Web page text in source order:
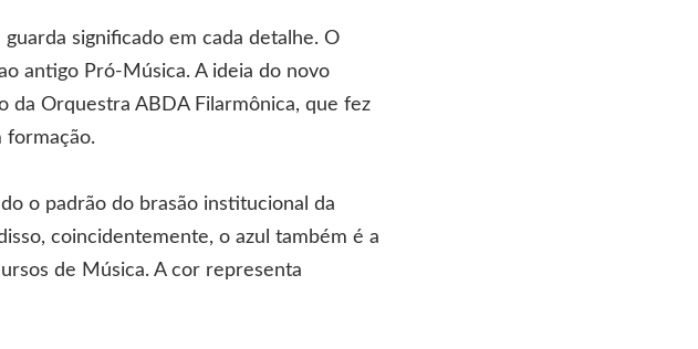
significado em cada detalhe. O
antigo Pró-Música. A ideia do novo
Orquestra ABDA Filarmônica, que fez
formação.
o padrão do brasão institucional da
coincidentemente, o azul também é a
de Música. A cor representa